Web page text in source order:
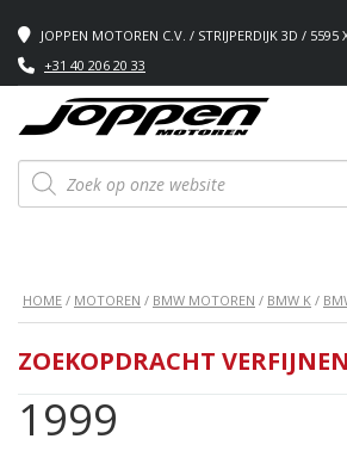
JOPPEN MOTOREN C.V. / STRIJPERDIJK 3D / 5595
+31 40 206 20 33
Producten
zoeken
HOME / MOTOREN / BMW MOTOREN / BMW K /
1999
ZOEKOPDRACHT VERFIJNEN